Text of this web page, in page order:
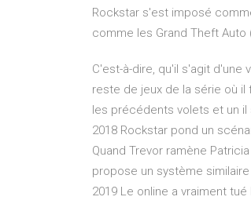
Rockstar s'est imposé
comme les Grand Theft Auto
C'est-à-dire, qu'il s'agit
reste de jeux de la série où
les précédents volets et un il
2018 Rockstar pond un
Quand Trevor ramène
propose un système
2019 Le online a vraiment